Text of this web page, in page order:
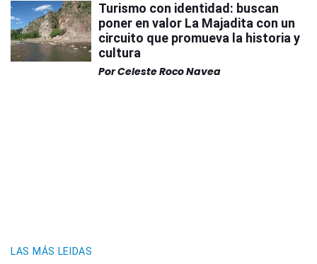
Turismo con identidad: buscan
poner en valor La Majadita con un
circuito que promueva la historia y
cultura
PorCeleste Roco Navea
LAS MÁS LEIDAS